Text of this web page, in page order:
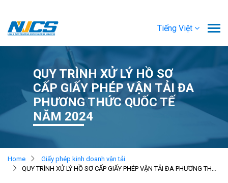
Tiếng Việt
QUY TRÌNH XỬ LÝ HỒ SƠ
CẤP GIẤY PHÉP VẬN TẢI ĐA
PHƯƠNG THỨC QUỐC TẾ
NĂM 2024
Home
Giấy phép kinh doanh vận tải
QUY TRÌNH XỬ LÝ HỒ SƠ CẤP GIẤY PHÉP VẬN TẢI ĐA PHƯƠNG THỨC QUỐC TẾ NĂM 2024